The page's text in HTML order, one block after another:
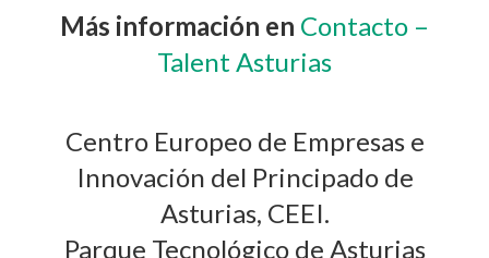
Más información en Contacto –
Talent Asturias
Centro Europeo de Empresas e
Innovación del Principado de
Asturias, CEEI.
Parque Tecnológico de Asturias